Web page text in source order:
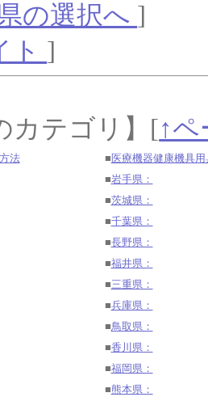
の選択へ ] [
ト ]
カテゴリ】 [↑ペ
法 ■ 医療機器健康機具
■岩手県：
■茨城県：
■千葉県：
■長野県：
■福井県：
■三重県：
■兵庫県：
■鳥取県：
■香川県：
■福岡県：
■熊本県：